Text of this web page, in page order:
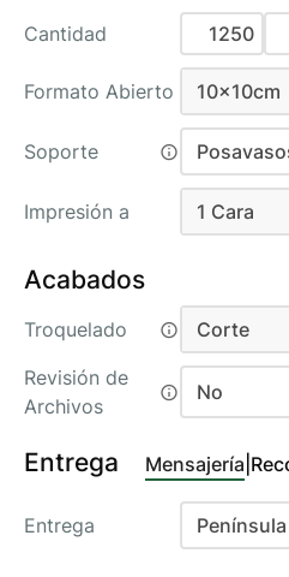
Cantidad
Formato Abierto
10x10cm
Soporte
Forex
Negra)
Impresión a
1 Cara
Acabados
Troquelado
Corte
Corte
Revisión de
Archivos
No
Si
Entrega Mensajería
Entrega
Península